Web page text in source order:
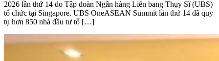
2026 lần thứ 14 do Tập đoàn Ngân hàng Liên bang Thụy Sĩ (UBS)
tổ chức tại Singapore. UBS OneASEAN Summit lần thứ 14 đã quy
tụ hơn 850 nhà đầu tư tổ […]